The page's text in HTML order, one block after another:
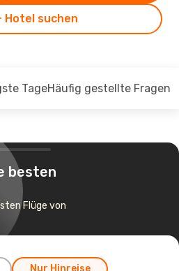
Hotel suchen
TageHäufig gestellte Fragen
besten
Flüge von
Nur Hinreise